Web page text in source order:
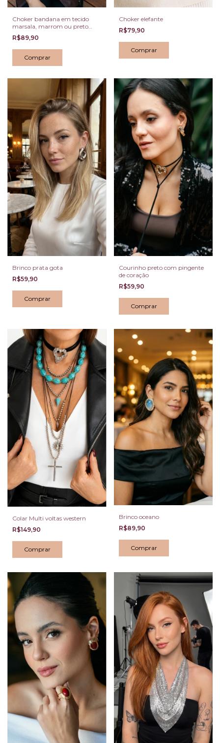
Choker bandana em tecido
marsala, marrom ou preto
com fivela dourada
R$89,90
Comprar
Choker elefante
R$79,90
Brinco prata gota
R$59,90
Courinho preto com pingente
de coração
R$59,90
Colar Multi voltas western
R$149,90
Brinco oceano
R$89,90